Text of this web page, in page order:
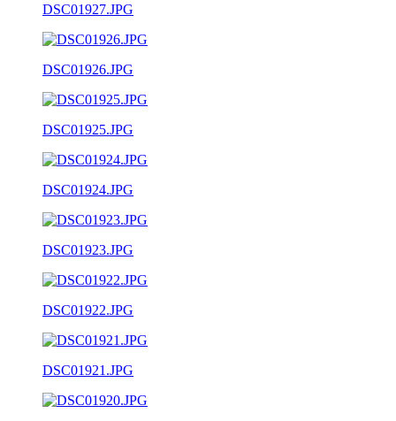
DSC01927.JPG
DSC01926.JPG
DSC01925.JPG
DSC01924.JPG
DSC01923.JPG
DSC01922.JPG
DSC01921.JPG